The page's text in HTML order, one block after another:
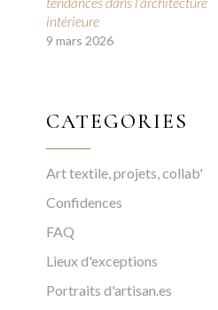
intérieure
9 mars 2026
CATEGORIES
Art textile, projets, collab'
Confidences
FAQ
Lieux d'exceptions
Portraits d'artisan.es